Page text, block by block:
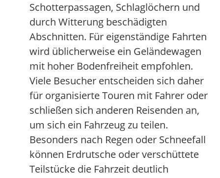
Schotterpassagen, Schlaglöchern und
durch Witterung beschädigten
Abschnitten. Für eigenständige Fahrten
wird üblicherweise ein Geländewagen
mit hoher Bodenfreiheit empfohlen.
Viele Besucher entscheiden sich daher
für organisierte Touren mit Fahrer oder
schließen sich anderen Reisenden an,
um sich ein Fahrzeug zu teilen.
Besonders nach Regen oder Schneefall
können Erdrutsche oder verschüttete
Teilstücke die Fahrzeit deutlich